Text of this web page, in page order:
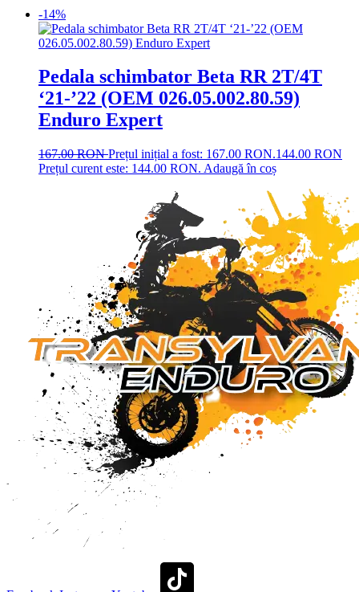
-14%
Pedala schimbator Beta RR 2T/4T
‘21-’22 (OEM 026.05.002.80.59)
Enduro Expert
167.00RONPrețul inițial a fost: 167.00 RON.144.00 RON
Prețul curent este: 144.00 RON. Adaugă în coș